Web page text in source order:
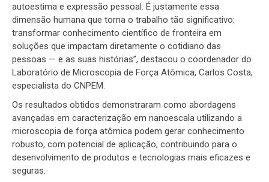
autoestima e expressão pessoal. É justamente essa
dimensão humana que torna o trabalho tão significativo:
transformar conhecimento científico de fronteira em
soluções que impactam diretamente o cotidiano das
pessoas — e as suas histórias”, destacou o coordenador do
Laboratório de Microscopia de Força Atômica, Carlos Costa,
especialista do CNPEM.
Os resultados obtidos demonstraram como abordagens
avançadas em caracterização em nanoescala utilizando a
microscopia de força atômica podem gerar conhecimento
robusto, com potencial de aplicação, contribuindo para o
desenvolvimento de produtos e tecnologias mais eficazes e
seguras.